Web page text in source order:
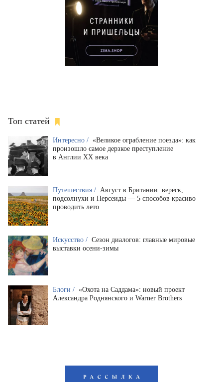
Топ статей
Интересно / «Великое ограбление поезда»: как
произошло самое дерзкое преступление
в Англии XX века
Путешествия / Август в Британии: вереск,
подсолнухи и Персеиды — 5 способов красиво
проводить лето
Искусство / Сезон диалогов: главные мировые
выставки осени-зимы
Блоги / «Охота на Саддама»: новый проект
Александра Роднянского и Warner Brothers